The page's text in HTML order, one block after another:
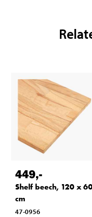
449,-
Shelf beech, 120 x
cm
47-0956